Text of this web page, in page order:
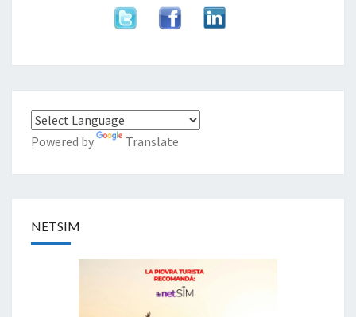
Powered by Translate
NETSIM